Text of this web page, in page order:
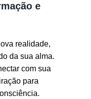
e
realidade,
da sua alma.
com sua
para